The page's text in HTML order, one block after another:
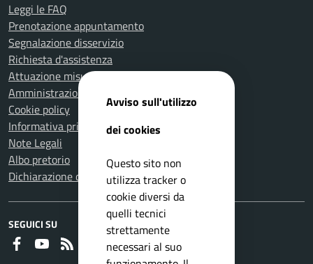
Leggi le FAQ
Prenotazione appuntamento
Segnalazione disservizio
Richiesta d'assistenza
Attuazione misure PNRR
Amministrazione trasparente
Cookie policy
Informativa privacy
Note Legali
Albo pretorio
Dichiarazione di accessibilità
SEGUICI SU
Faceboook
Youtube
Avviso sull'utilizzo
dei cookies
Questo sito non
utilizza tracker o
cookie diversi da
quelli tecnici
strettamente
necessari al suo